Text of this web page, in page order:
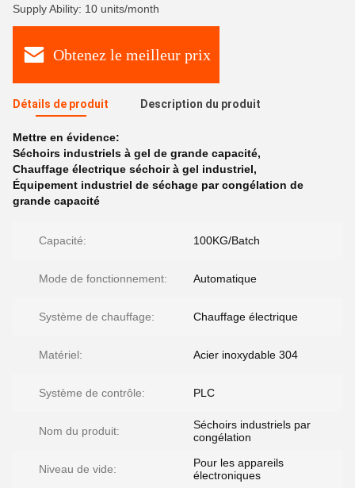
Supply Ability: 10 units/month
Obtenez le meilleur prix
Détails de produit Description du produit
Mettre en évidence:
Séchoirs industriels à gel de grande capacité,
Chauffage électrique séchoir à gel industriel,
Équipement industriel de séchage par congélation de
grande capacité
Capacité: 100KG/Batch
Mode de fonctionnement: Automatique
Système de chauffage: Chauffage électrique
Matériel: Acier inoxydable 304
Système de contrôle: PLC
Nom du produit:
Séchoirs industriels par
congélation
Niveau de vide:
Pour les appareils
électroniques